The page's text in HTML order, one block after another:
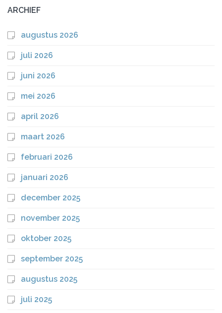
ARCHIEF
augustus 2026
juli 2026
juni 2026
mei 2026
april 2026
maart 2026
februari 2026
januari 2026
december 2025
november 2025
oktober 2025
september 2025
augustus 2025
juli 2025